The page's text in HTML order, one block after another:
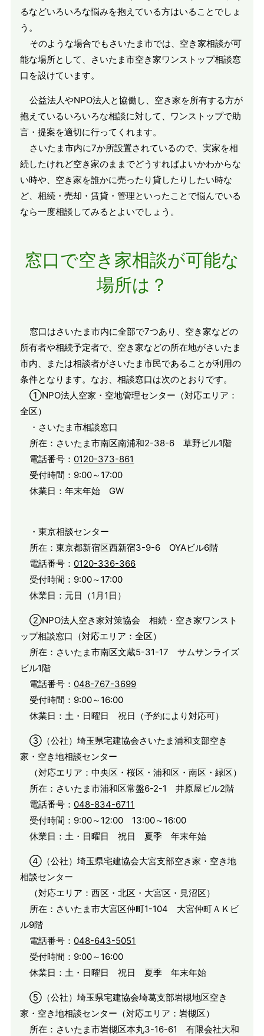
るなどいろいろな悩みを抱えている方はいることでしょ
う。
そのような場合でもさいたま市では、空き家相談が可
能な場所として、さいたま市空き家ワンストップ相談窓
口を設けています。
公益法人やNPO法人と協働し、空き家を所有する方が
抱えているいろいろな相談に対して、ワンストップで助
言・提案を適切に行ってくれます。
さいたま市内に7か所設置されているので、実家を相
続したけれど空き家のままでどうすればよいかわからな
い時や、空き家を誰かに売ったり貸したりしたい時な
ど、相続・売却・賃貸・管理といったことで悩んでいる
なら一度相談してみるとよいでしょう。
窓口で空き家相談が可能な
場所は？
窓口はさいたま市内に全部で7つあり、空き家などの
所有者や相続予定者で、空き家などの所在地がさいたま
市内、または相談者がさいたま市民であることが利用の
条件となります。なお、相談窓口は次のとおりです。
①NPO法人空家・空地管理センター（対応エリア：
全区）
・さいたま市相談窓口
所在：さいたま市南区南浦和2-38-6 草野ビル1階
電話番号： 0120-373-861
受付時間：9:00～17:00
休業日：年末年始 GW
・東京相談センター
所在：東京都新宿区西新宿3-9-6 OYAビル6階
電話番号： 0120-336-366
受付時間：9:00～17:00
休業日：元日（1月1日）
②NPO法人空き家対策協会 相続・空き家ワンスト
ップ相談窓口（対応エリア：全区）
所在：さいたま市南区文蔵5-31-17 サムサンライズ
ビル1階
電話番号： 048-767-3699
受付時間：9:00～16:00
休業日：土・日曜日 祝日（予約により対応可）
③（公社）埼玉県宅建協会さいたま浦和支部空き
家・空き地相談センター
（対応エリア：中央区・桜区・浦和区・南区・緑区）
所在：さいたま市浦和区常盤6-2-1 井原屋ビル2階
電話番号： 048-834-6711
受付時間：9:00～12:00 13:00～16:00
休業日：土・日曜日 祝日 夏季 年末年始
④（公社）埼玉県宅建協会大宮支部空き家・空き地
相談センター
（対応エリア：西区・北区・大宮区・見沼区）
所在：さいたま市大宮区仲町1-104 大宮仲町ＡＫビ
ル9階
電話番号： 048-643-5051
受付時間：9:00～16:00
休業日：土・日曜日 祝日 夏季 年末年始
⑤（公社）埼玉県宅建協会埼葛支部岩槻地区空き
家・空き地相談センター（対応エリア：岩槻区）
所在：さいたま市岩槻区本丸3-16-61 有限会社大和